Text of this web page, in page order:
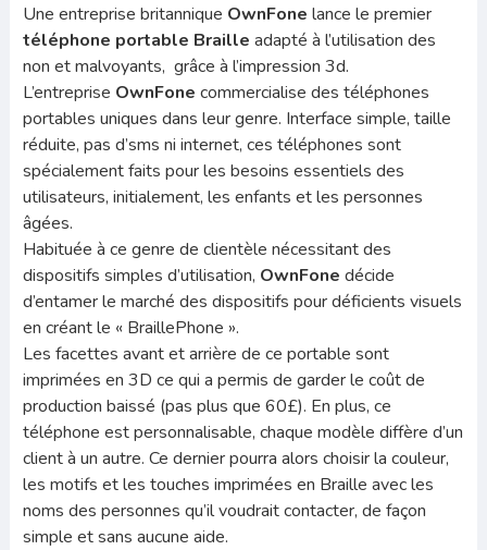
Une entreprise britannique OwnFone lance le premier
téléphone portable Braille adapté à l’utilisation des
non et malvoyants, grâce à l’impression 3d.
L’entreprise OwnFone commercialise des téléphones
portables uniques dans leur genre. Interface simple, taille
réduite, pas d’sms ni internet, ces téléphones sont
spécialement faits pour les besoins essentiels des
utilisateurs, initialement, les enfants et les personnes
âgées.
Habituée à ce genre de clientèle nécessitant des
dispositifs simples d’utilisation, OwnFone décide
d’entamer le marché des dispositifs pour déficients visuels
en créant le « BraillePhone ».
Les facettes avant et arrière de ce portable sont
imprimées en 3D ce qui a permis de garder le coût de
production baissé (pas plus que 60£). En plus, ce
téléphone est personnalisable, chaque modèle diffère d’un
client à un autre. Ce dernier pourra alors choisir la couleur,
les motifs et les touches imprimées en Braille avec les
noms des personnes qu’il voudrait contacter, de façon
simple et sans aucune aide.